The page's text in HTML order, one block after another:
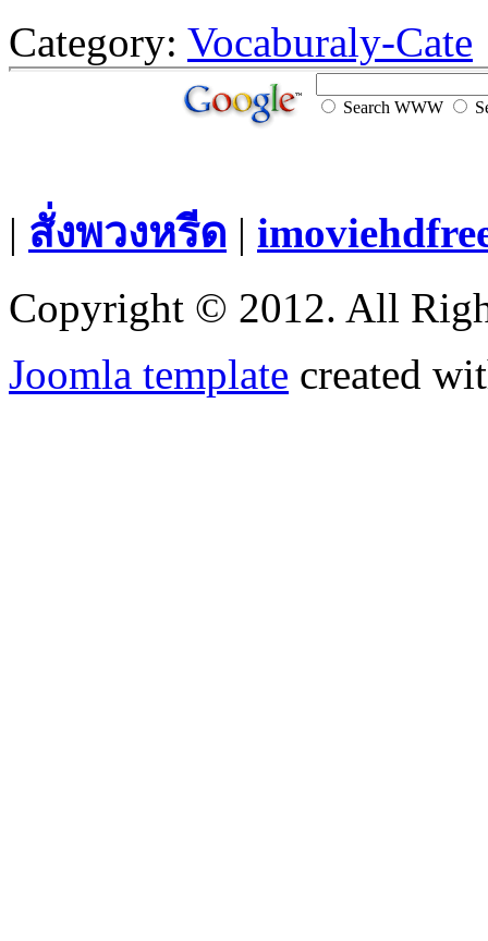
Category: Vocaburaly-Cate
Search WWW
| สั่งพวงหรีด |
Copyright © 2012. All
Joomla template created